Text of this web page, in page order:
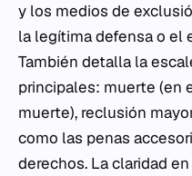
y los medios de
la legítima defensa o el
También detalla la
principales: muerte (en
muerte), reclusión
como las penas
derechos. La claridad